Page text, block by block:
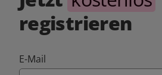
registrieren
E-Mail